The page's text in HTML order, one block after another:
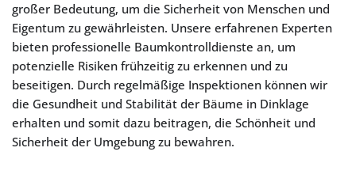
großer Bedeutung, um die Sicherheit von Menschen und
Eigentum zu gewährleisten. Unsere erfahrenen Experten
bieten professionelle Baumkontrolldienste an, um
potenzielle Risiken frühzeitig zu erkennen und zu
beseitigen. Durch regelmäßige Inspektionen können wir
die Gesundheit und Stabilität der Bäume in Dinklage
erhalten und somit dazu beitragen, die Schönheit und
Sicherheit der Umgebung zu bewahren.